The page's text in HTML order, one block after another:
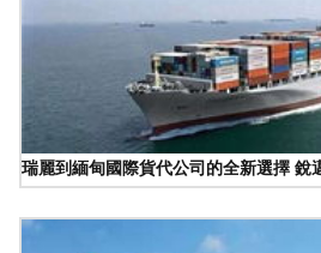
瑞麗到緬甸國際貨代公司的全新選擇